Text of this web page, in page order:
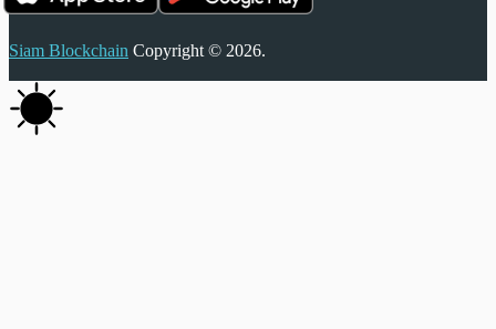
Siam Blockchain Copyright © 2026.